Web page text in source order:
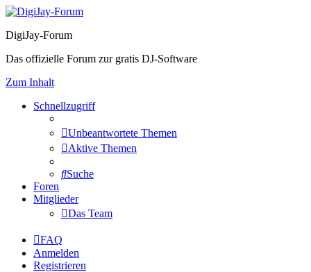
DigiJay-Forum
Das offizielle Forum zur gratis DJ-Software
Zum Inhalt
Schnellzugriff
Unbeantwortete Themen
Aktive Themen
Suche
Foren
Mitglieder
Das Team
FAQ
Anmelden
Registrieren